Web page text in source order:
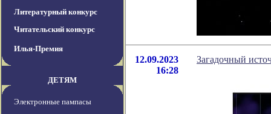
Литературный конкурс
Читательский конкурс
Илья-Премия
ДЕТЯМ
Электронные пампасы
12.09.2023
16:28
Загадочный